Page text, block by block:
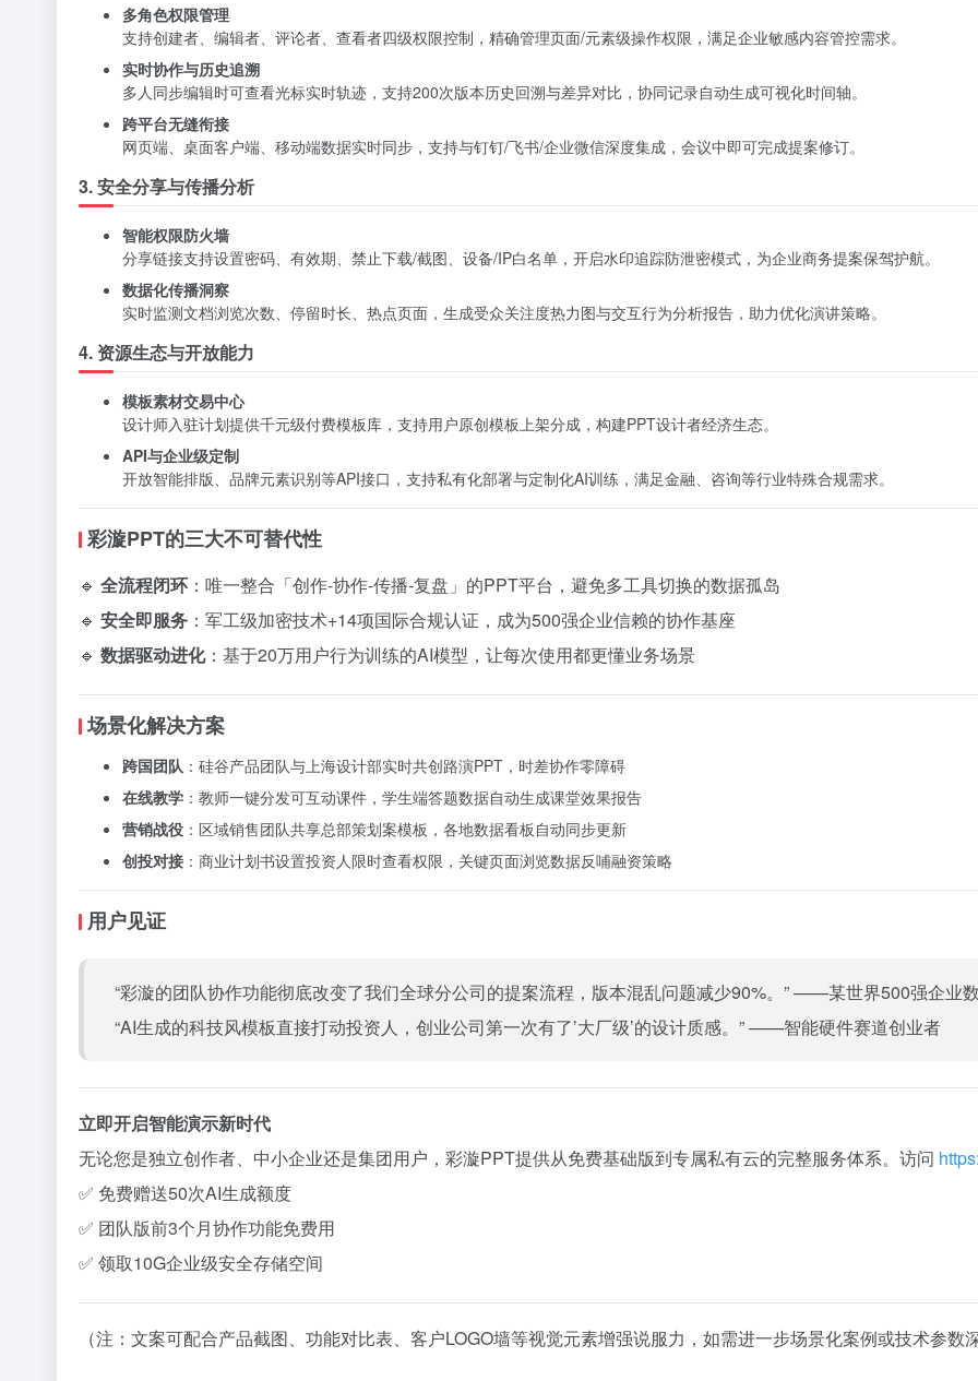
多角色权限管理
支持创建者、编辑者、评论者、查看者四级权限控制，精确管理页面/元素级操作权限，满足企业敏感内容管控需求。
实时协作与历史追溯
多人同步编辑时可查看光标实时轨迹，支持200次版本历史回溯与差异对比，协同记录自动生成可视化时间轴。
跨平台无缝衔接
网页端、桌面客户端、移动端数据实时同步，支持与钉钉/飞书/企业微信深度集成，会议中即可完成提案修订。
3. 安全分享与传播分析
智能权限防火墙
分享链接支持设置密码、有效期、禁止下载/截图、设备/IP白名单，开启水印追踪防泄密模式，为企业商务提案保驾护航。
数据化传播洞察
实时监测文档浏览次数、停留时长、热点页面，生成受众关注度热力图与交互行为分析报告，助力优化演讲策略。
4. 资源生态与开放能力
模板素材交易中心
设计师入驻计划提供千元级付费模板库，支持用户原创模板上架分成，构建PPT设计者经济生态。
API与企业级定制
开放智能排版、品牌元素识别等API接口，支持私有化部署与定制化AI训练，满足金融、咨询等行业特殊合规需求。
彩漩PPT的三大不可替代性
🔹 全流程闭环 ：唯一整合「创作-协作-传播-复盘」的PPT平台，避免多工具切换的数据孤岛
🔹 安全即服务 ：军工级加密技术+14项国际合规认证，成为500强企业信赖的协作基座
🔹 数据驱动进化：基于20万用户行为训练的AI模型，让每次使用都更懂业务场景
场景化解决方案
跨国团队 ：硅谷产品团队与上海设计部实时共创路演PPT，时差协作零障碍
在线教学 ：教师一键分发可互动课件，学生端答题数据自动生成课堂效果报告
营销战役 ：区域销售团队共享总部策划案模板，各地数据看板自动同步更新
创投对接 ：商业计划书设置投资人限时查看权限，关键页面浏览数据反哺融资策略
用户见证
“彩漩的团队协作功能彻底改变了我们全球分公司的提案流程，版本混乱问题减少90%。” ——某世界500强企业
“AI生成的科技风模板直接打动投资人，创业公司第一次有了’大厂级’的设计质感。” ——智能硬件赛道创业者
立即开启智能演示新时代
无论您是独立创作者、中小企业还是集团用户，彩漩PPT提供从免费基础版到专属私有云的完整服务体系。访问
✅ 免费赠送50次AI生成额度
✅ 团队版前3个月协作功能免费用
✅ 领取10G企业级安全存储空间
（注：文案可配合产品截图、功能对比表、客户LOGO墙等视觉元素增强说服力，如需进一步场景化案例或技术参数